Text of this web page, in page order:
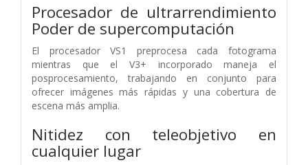
Procesador de ultrarrendimiento
Poder de supercomputación
El procesador VS1 preprocesa cada fotograma
mientras que el V3+ incorporado maneja el
posprocesamiento, trabajando en conjunto para
ofrecer imágenes más rápidas y una cobertura de
escena más amplia.
Nitidez con teleobjetivo en
cualquier lugar